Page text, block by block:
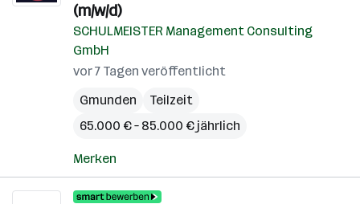
(m/w/d)
SCHULMEISTER Management Consulting
GmbH
vor 7 Tagen veröffentlicht
Gmunden
Teilzeit
65.000 € – 85.000 € jährlich
Merken